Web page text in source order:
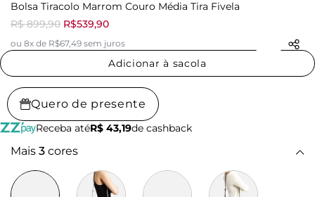
Bolsa Tiracolo Marrom Couro Média Tira Fivela
R$ 899,90 R$539,90
ou 8x de R$67,49 sem juros
Adicionar à sacola
Quero de presente
Receba atéR$ 43,19de cashback
Mais 3 cores